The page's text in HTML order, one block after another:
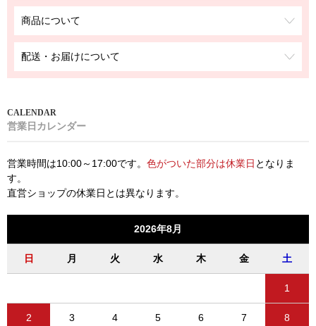
商品について
配送・お届けについて
営業日カレンダー
営業時間は10:00～17:00です。 色がついた部分は休業日 となりま
す。
直営ショップの休業日とは異なります。
2026年8月
日 月 火 水 木 金 土
1
2 3 4 5 6 7 8